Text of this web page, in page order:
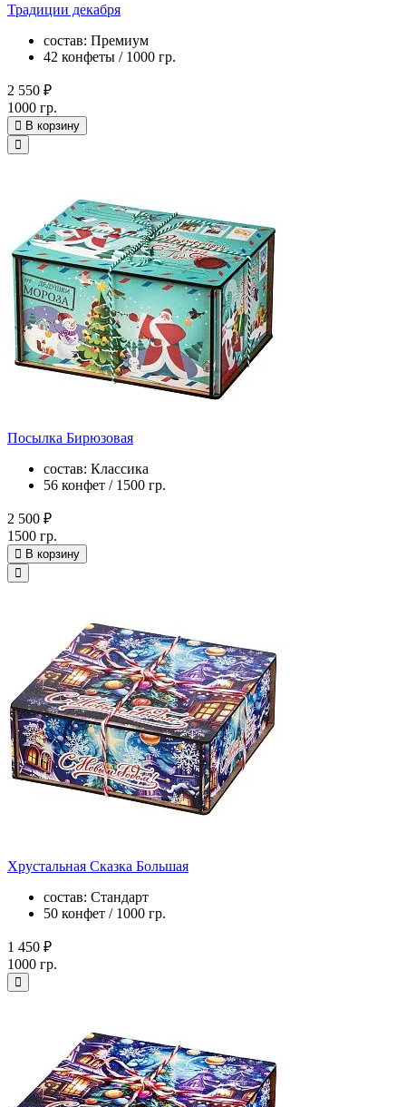
Традиции декабря
состав: Премиум
42 конфеты / 1000 гр.
2 550 ₽
1000 гр.
В корзину
Посылка Бирюзовая
состав: Классика
56 конфет / 1500 гр.
2 500 ₽
1500 гр.
В корзину
Хрустальная Сказка Большая
состав: Стандарт
50 конфет / 1000 гр.
1 450 ₽
1000 гр.